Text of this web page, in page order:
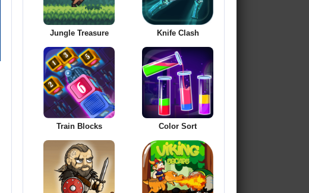
Jungle Treasure Knife Clash
Train Blocks Color Sort